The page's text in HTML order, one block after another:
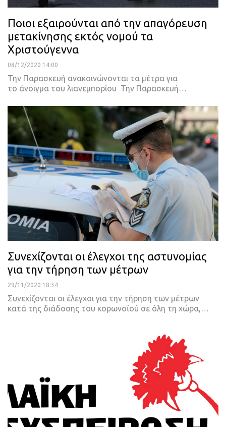
Ποιοι εξαιρούνται από την απαγόρευση
μετακίνησης εκτός νομού τα
Χριστούγεννα
08/12/2020 14:00
Την Παρασκευή ανακοινώνονται τα μέτρα για
το άνοιγμα του λιανεμπορίου Την Παρασκευή
Συνεχίζονται οι έλεγχοι της αστυνομίας
για την τήρηση των μέτρων
29/11/2020 18:34
Συνεχίζονται οι έλεγχοι για την τήρηση των μέτρων
κατά της διάδοσης του κορωνοϊού σε όλη τη χώρα,…